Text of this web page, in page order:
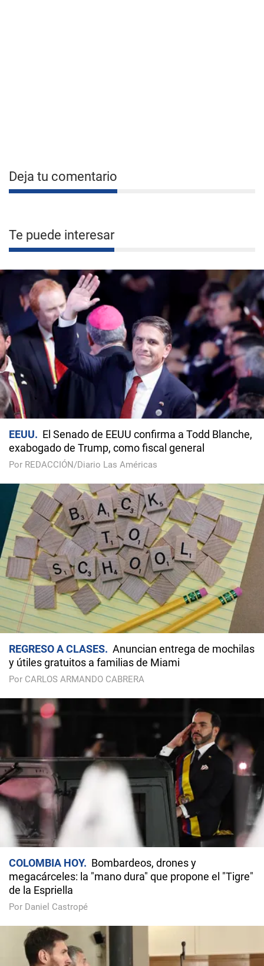
Deja tu comentario
Te puede interesar
EEUU
El Senado de EEUU confirma a Todd Blanche,
exabogado de Trump, como fiscal general
Por REDACCIÓN/Diario Las Américas
REGRESO A CLASES
Anuncian entrega de mochilas
y útiles gratuitos a familias de Miami
Por CARLOS ARMANDO CABRERA
COLOMBIA HOY
Bombardeos, drones y
megacárceles: la "mano dura" que propone el "Tigre"
de la Espriella
Por Daniel Castropé